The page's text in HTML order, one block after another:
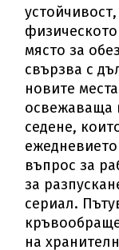
място за
свързва с
новите
освежаваща
седене,
въпрос за
за
сериал.
на